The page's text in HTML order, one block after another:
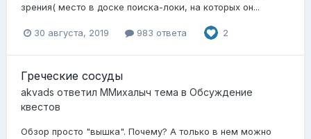
зрения( место в доске поиска-локи, на которых он...
30 августа, 2019 983 ответа 2
Греческие сосуды
akvads ответил ММихалыч тема в Обсуждение
квестов
Обзор просто "вышка". Почему? А только в нем можно